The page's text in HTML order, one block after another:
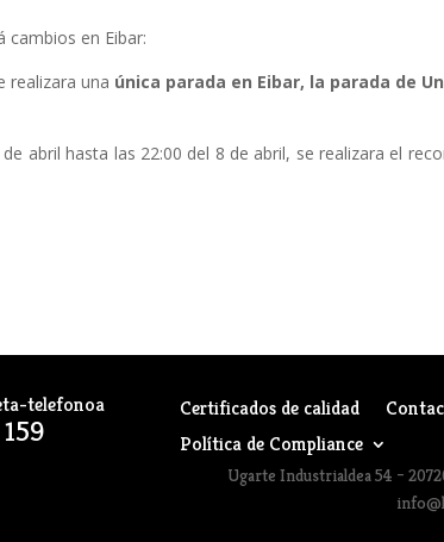
cambios en Eibar:
realizara una única parada en Eibar, la parada de
abril hasta las 22:00 del 8 de abril, se realizara el
telefonoa Certificados de calidad
Política de Compliance
Ugarte Industrialdea 54 –